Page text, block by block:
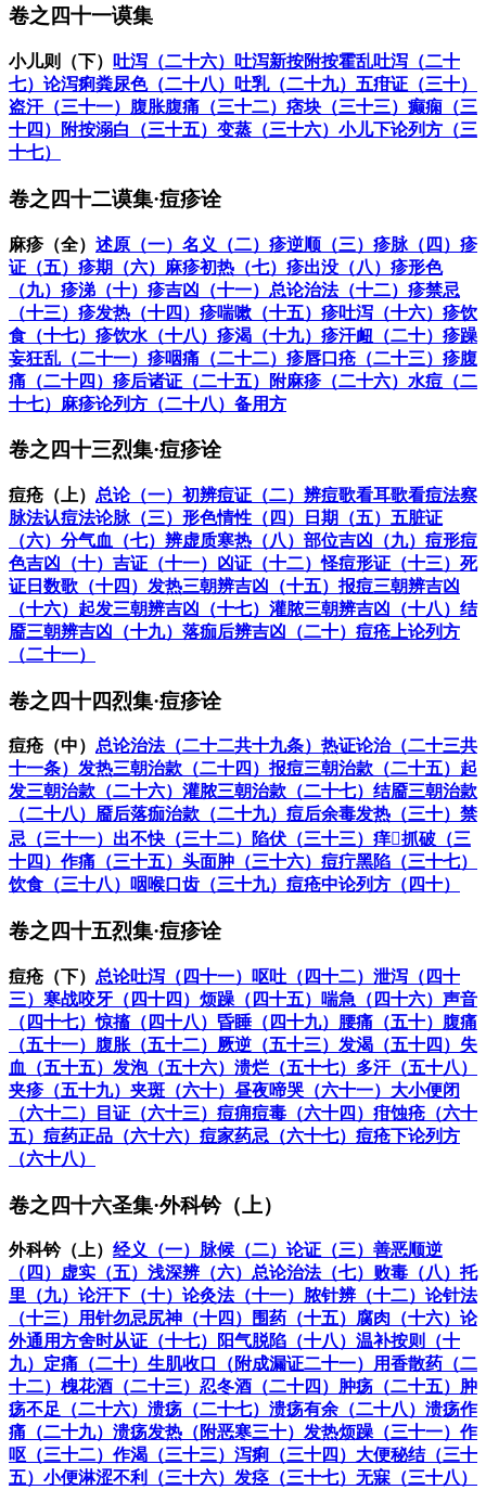
卷之四十一谟集
小儿则（下） 吐泻（二十六） 吐泻新按附按霍乱吐泻（二十
七） 论泻痢粪尿色（二十八） 吐乳（二十九） 五疳证（三十）
盗汗（三十一） 腹胀腹痛（三十二） 痞块（三十三） 癫痫（三
十四）
附按溺白（三十五） 变蒸（三十六） 小儿下论列方（三
十七）
卷之四十二谟集·痘疹诠
麻疹（全） 述原（一） 名义（二） 疹逆顺（三） 疹脉（四） 疹
证（五） 疹期（六） 麻疹初热（七） 疹出没（八） 疹形色
（九） 疹涕（十） 疹吉凶（十一） 总论治法（十二） 疹禁忌
（十三） 疹发热（十四） 疹喘嗽（十五） 疹吐泻（十六） 疹饮
食（十七） 疹饮水（十八） 疹渴（十九） 疹汗衄（二十） 疹躁
妄狂乱（二十一） 疹咽痛（二十二） 疹唇口疮（二十三） 疹腹
痛（二十四） 疹后诸证（二十五） 附麻疹（二十六） 水痘（二
十七） 麻疹论列方（二十八） 备用方
卷之四十三烈集·痘疹诠
痘疮（上） 总论（一） 初辨痘证（二） 辨痘歌看耳歌看痘法察
脉法认痘法论脉（三） 形色情性（四） 日期（五） 五脏证
（六） 分气血（七） 辨虚质寒热（八） 部位吉凶（九） 痘形痘
色吉凶（十） 吉证（十一） 凶证（十二）怪痘形证（十三） 死
证日数歌（十四） 发热三朝辨吉凶（十五） 报痘三朝辨吉凶
（十六） 起发三朝辨吉凶（十七） 灌脓三朝辨吉凶（十八） 结
靥三朝辨吉凶（十九） 落痂后辨吉凶（二十） 痘疮上论列方
（二十一）
卷之四十四烈集·痘疹诠
痘疮（中） 总论治法（二十二共十九条） 热证论治（二十三共
十一条） 发热三朝治款（二十四） 报痘三朝治款（二十五） 起
发三朝治款（二十六） 灌脓三朝治款（二十七） 结靥三朝治款
（二十八） 靥后落痂治款（二十九） 痘后余毒发热（三十） 禁
忌（三十一） 出不快（三十二） 陷伏（三十三） 痒𤹀抓破（三
十四） 作痛（三十五） 头面肿（三十六） 痘疔黑陷（三十七）
饮食（三十八）
咽喉口齿（三十九） 痘疮中论列方（四十）
卷之四十五烈集·痘疹诠
痘疮（下） 总论吐泻（四十一） 呕吐（四十二） 泄泻（四十
三） 寒战咬牙（四十四） 烦躁（四十五） 喘急（四十六） 声音
（四十七）惊搐（四十八） 昏睡（四十九） 腰痛（五十） 腹痛
（五十一） 腹胀（五十二） 厥逆（五十三） 发渴（五十四） 失
血（五十五） 发泡（五十六） 溃烂（五十七） 多汗（五十八）
夹疹（五十九） 夹斑（六十） 昼夜啼哭（六十一） 大小便闭
（六十二）
目证（六十三） 痘痈痘毒（六十四） 疳蚀疮（六十
五） 痘药正品（六十六） 痘家药忌（六十七） 痘疮下论列方
（六十八）
卷之四十六圣集·外科钤（上）
外科钤（上） 经义（一） 脉候（二） 论证（三） 善恶顺逆
（四） 虚实（五） 浅深辨（六） 总论治法（七） 败毒（八）托
里（九） 论汗下（十） 论灸法（十一） 脓针辨（十二） 论针法
（十三）
用针勿忌尻神（十四） 围药（十五） 腐肉（十六） 论
外通用方舍时从证（十七） 阳气脱陷（十八） 温补按则（十
九） 定痛（二十） 生肌收口（附成漏证二十一）
用香散药（二
十二） 槐花酒（二十三） 忍冬酒（二十四） 肿疡（二十五） 肿
疡不足（二十六） 溃疡（二十七） 溃疡有余（二十八） 溃疡作
痛（二十九） 溃疡发热（附恶寒三十） 发热烦躁（三十一） 作
呕（三十二） 作渴（三十三） 泻痢（三十四） 大便秘结（三十
五） 小便淋涩不利（三十六） 发痉（三十七） 无寐（三十八）